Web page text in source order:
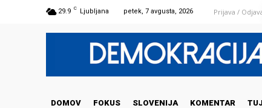
29.9 C Ljubljana petek, 7 avgusta, 2026 Prijava /
DOMOV FOKUS SLOVENIJA KOMENTAR